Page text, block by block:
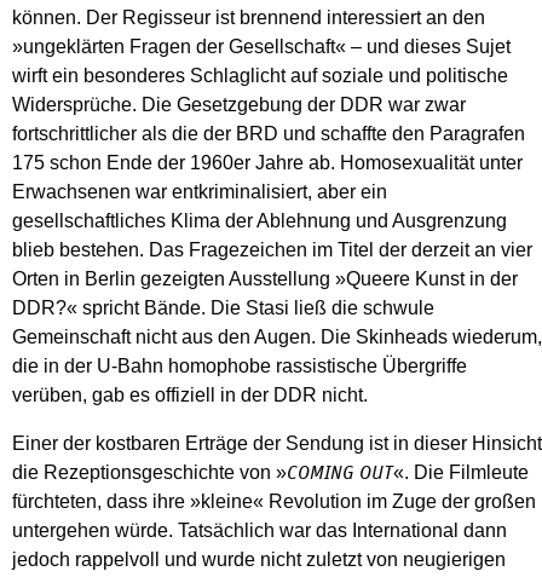
können. Der Regisseur ist brennend interessiert an den
»ungeklärten Fragen der Gesellschaft« – und dieses Sujet
wirft ein besonderes Schlaglicht auf soziale und politische
Widersprüche. Die Gesetzgebung der DDR war zwar
fortschrittlicher als die der BRD und schaffte den Paragrafen
175 schon Ende der 1960er Jahre ab. Homosexualität unter
Erwachsenen war entkriminalisiert, aber ein
gesellschaftliches Klima der Ablehnung und Ausgrenzung
blieb bestehen. Das Fragezeichen im Titel der derzeit an vier
Orten in Berlin gezeigten Ausstellung »Queere Kunst in der
DDR?« spricht Bände. Die Stasi ließ die schwule
Gemeinschaft nicht aus den Augen. Die Skinheads wiederum,
die in der U-Bahn homophobe rassistische Übergriffe
verüben, gab es offiziell in der DDR nicht.
Einer der kostbaren Erträge der Sendung ist in dieser Hinsicht
die Rezeptionsgeschichte von »COMING OUT«. Die Filmleute
fürchteten, dass ihre »kleine« Revolution im Zuge der großen
untergehen würde. Tatsächlich war das International dann
jedoch rappelvoll und wurde nicht zuletzt von neugierigen